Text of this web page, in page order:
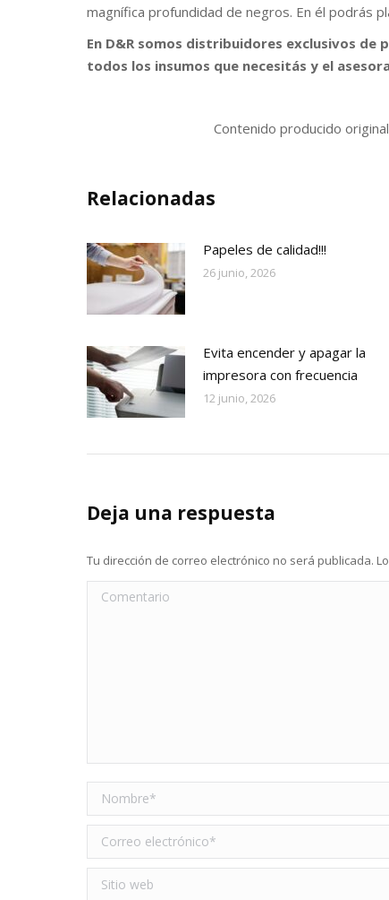
magnífica profundidad de negros. En él podrás
En D&R somos distribuidores exclusivos
todos los insumos que necesitás y el
Contenido producido
Relacionadas
Papeles de calidad!!!
26 junio, 2026
Evita encender y apagar la
impresora con frecuencia
12 junio, 2026
Deja una respuesta
Tu dirección de correo electrónico no será publicada.
Comentario
Nombre *
Correo electrónico *
Sitio web